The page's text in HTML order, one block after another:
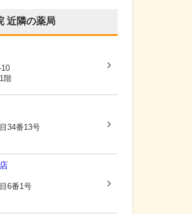
近隣の薬局
階
34番13号
6番1号